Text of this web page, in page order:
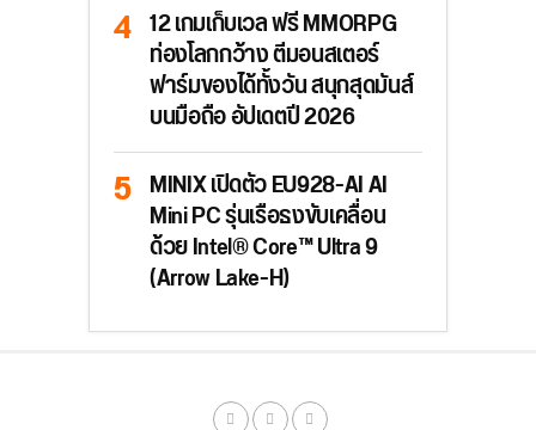
12 เกมเก็บเวล ฟรี MMORPG
ท่องโลกกว้าง ตีมอนสเตอร์
ฟาร์มของได้ทั้งวัน สนุกสุดมันส์
บนมือถือ อัปเดตปี 2026
MINIX เปิดตัว EU928-AI AI
Mini PC รุ่นเรือธงขับเคลื่อน
ด้วย Intel® Core™ Ultra 9
(Arrow Lake-H)